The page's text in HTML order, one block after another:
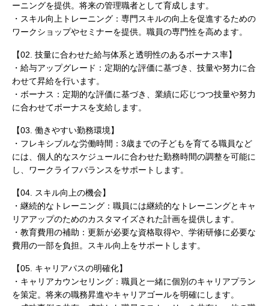
ーニングを提供。将来の管理職者として育成します。
・スキル向上トレーニング：専門スキルの向上を促進するための
ワークショップやセミナーを提供。職員の専門性を高めます。
【02. 技量に合わせた給与体系と透明性のあるボーナス率】
・給与アップグレード：定期的な評価に基づき、技量や努力に合
わせて昇給を行います。
・ボーナス：定期的な評価に基づき、業績に応じつつ技量や努力
に合わせてボーナスを支給します。
【03. 働きやすい勤務環境】
・フレキシブルな労働時間：3歳までの子どもを育てる職員など
には、個人的なスケジュールに合わせた勤務時間の調整を可能に
し、ワークライフバランスをサポートします。
【04. スキル向上の機会】
・継続的なトレーニング：職員には継続的なトレーニングとキャ
リアアップのためのカスタマイズされた計画を提供します。
・教育費用の補助：更新が必要な資格取得や、学術研修に必要な
費用の一部を負担。スキル向上をサポートします。
【05. キャリアパスの明確化】
・キャリアカウンセリング：職員と一緒に個別のキャリアプラン
を策定。将来の職務昇進やキャリアゴールを明確にします。